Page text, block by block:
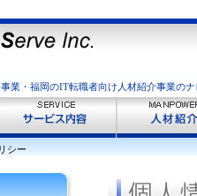
業・福岡のIT転職者向け人材紹介事業の
シー